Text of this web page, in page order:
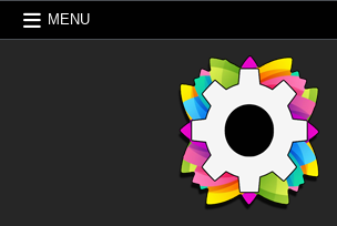
Skip
MENU